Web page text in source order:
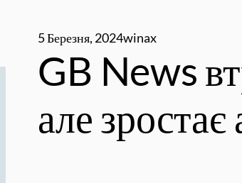
5 Березня, 2024winax
GB News
але